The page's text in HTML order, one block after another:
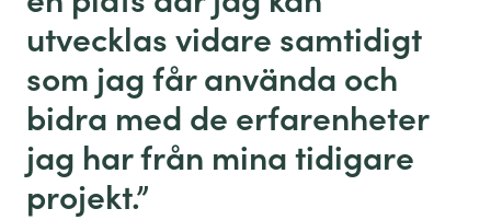
utvecklas vidare samtidigt
som jag får använda och
bidra med de erfarenheter
jag har från mina tidigare
projekt.”